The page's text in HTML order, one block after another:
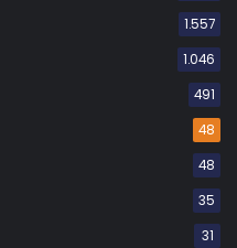
1.557
1.046
491
48
48
35
31